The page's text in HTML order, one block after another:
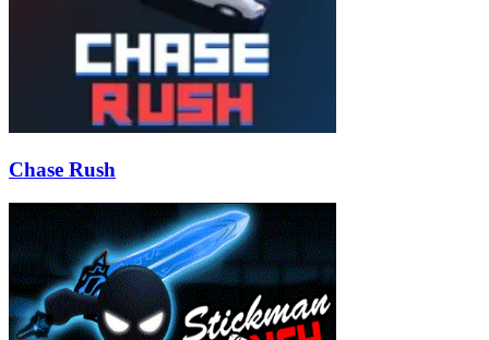
Chase Rush